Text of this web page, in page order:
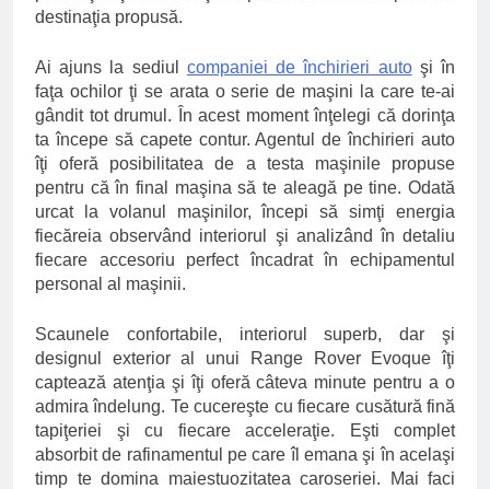
destinaţia propusă.
Ai ajuns la sediul companiei de închirieri autoşi în
faţa ochilor ţi se arata o serie de maşini la care te-ai
gândit tot drumul. În acest moment înţelegi că dorinţa
ta începe să capete contur. Agentul de închirieri auto
îţi oferă posibilitatea de a testa maşinile propuse
pentru că în final maşina să te aleagă pe tine. Odată
urcat la volanul maşinilor, începi să simţi energia
fiecăreia observând interiorul şi analizând în detaliu
fiecare accesoriu perfect încadrat în echipamentul
personal al maşinii.
Scaunele confortabile, interiorul superb, dar şi
designul exterior al unui Range Rover Evoque îţi
captează atenţia şi îţi oferă câteva minute pentru a o
admira îndelung. Te cucereşte cu fiecare cusătură fină
tapiţeriei şi cu fiecare acceleraţie. Eşti complet
absorbit de rafinamentul pe care îl emana şi în acelaşi
timp te domina maiestuozitatea caroseriei. Mai faci